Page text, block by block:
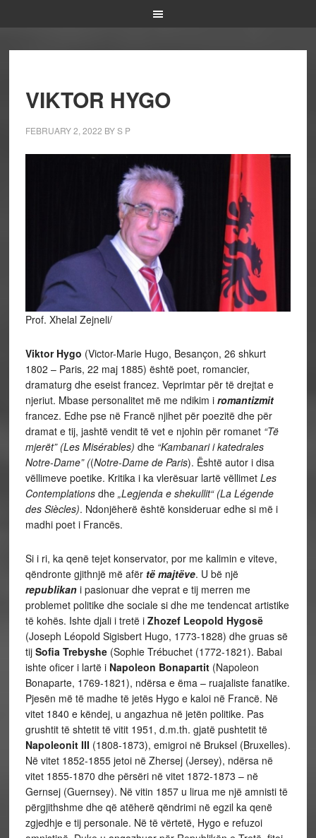
VIKTOR HYGO
FEBRUARY 2, 2022 BYS P
Prof. Xhelal Zejneli/
Viktor Hygo (Victor-Marie Hugo, Besançon, 26 shkurt
1802 – Paris, 22 maj 1885) është poet, romancier,
dramaturg dhe eseist francez. Veprimtar për të drejtat e
njeriut. Mbase personalitet më me ndikim i romantizmit
francez. Edhe pse në Francë njihet për poezitë dhe për
dramat e tij, jashtë vendit të vet e njohin për romanet “Të
mjerët” (Les Misérables) dhe “Kambanari i katedrales
Notre-Dame” ((Notre-Dame de Paris). Është autor i disa
vëllimeve poetike. Kritika i ka vlerësuar lartë vëllimet Les
Contemplationsdhe „Legjenda e shekullit“ (La Légende
des Siècles). Ndonjëherë është konsideruar edhe si më i
madhi poet i Francës.
Si i ri, ka qenë tejet konservator, por me kalimin e viteve,
qëndronte gjithnjë më afër të majtëve. U bë një
republikani pasionuar dhe veprat e tij merren me
problemet politike dhe sociale si dhe me tendencat artistike
të kohës. Ishte djali i tretë i Zhozef Leopold Hygosë
(Joseph Léopold Sigisbert Hugo, 1773-1828) dhe gruas së
tij Sofia Trebyshe(Sophie Trébuchet (1772-1821). Babai
ishte oficer i lartë i Napoleon Bonapartit (Napoleon
Bonaparte, 1769-1821), ndërsa e ëma – ruajaliste fanatike.
Pjesën më të madhe të jetës Hygo e kaloi në Francë. Në
vitet 1840 e këndej, u angazhua në jetën politike. Pas
grushtit të shtetit të vitit 1951, d.m.th. gjatë pushtetit të
Napoleonit III (1808-1873), emigroi në Bruksel (Bruxelles).
Në vitet 1852-1855 jetoi në Zhersej (Jersey), ndërsa në
vitet 1855-1870 dhe përsëri në vitet 1872-1873 – në
Gernsej (Guernsey). Në vitin 1857 u lirua me një amnisti të
përgjithshme dhe që atëherë qëndrimi në egzil ka qenë
zgjedhje e tij personale. Në të vërtetë, Hygo e refuzoi